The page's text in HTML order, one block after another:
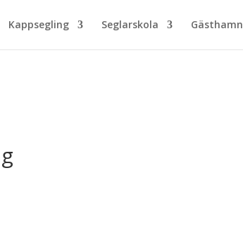
Kappsegling Seglarskola Gästhamn